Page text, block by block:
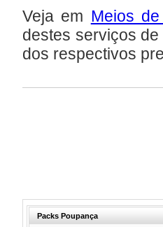
Veja em Meios
destes serviços
dos respectivos
Packs Poupança